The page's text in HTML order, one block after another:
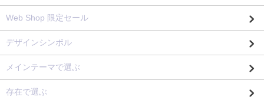
Web Shop 限定セール
デザインシンボル
メインテーマで選ぶ
存在で選ぶ